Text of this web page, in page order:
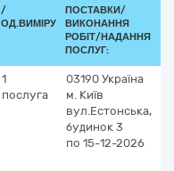
/
ОД.ВИМІРУ
ПОСТАВКИ/
ВИКОНАННЯ
РОБІТ/НАДАННЯ
ПОСЛУГ:
1
послуга
03190 Україна
м. Київ
вул.Естонська,
будинок 3
по 15-12-2026